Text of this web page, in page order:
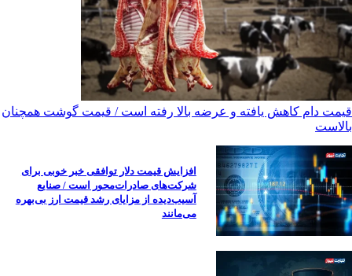
قیمت دام کاهش یافته و عرضه بالا رفته است / قیمت گوشت همچنان
بالاست
افزایش قیمت دلار توافقی خبر خوبی برای
شرکت‌های صادرات‌محور است / صنایع
آسیب‌دیده از مزایای رشد قیمت ارز بی‌بهره
می‌مانند